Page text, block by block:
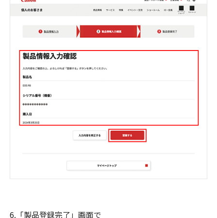
6.「製品登録完了」画面で